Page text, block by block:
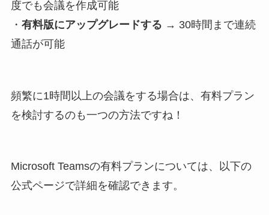
度でも会議を作成可能
・ 有料版にアップグレードする → 30時間まで連続
通話が可能
頻繁に1時間以上の会議をする場合は、有料プラン
を検討するのも一つの方法ですね！
Microsoft Teamsの有料プランについては、以下の
公式ページで詳細を確認できます。